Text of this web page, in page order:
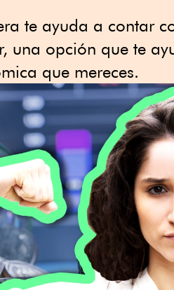
te ayuda a contar
una opción que te
que mereces.